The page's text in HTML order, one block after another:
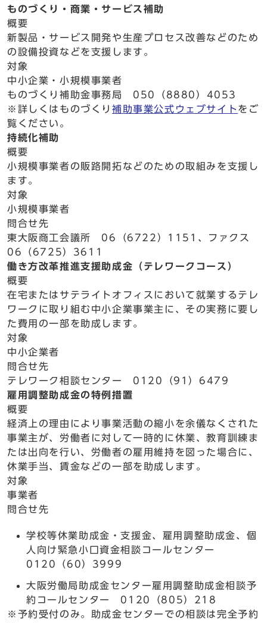
ものづくり・商業・サービス補助
概要
新製品・サービス開発や生産プロセス改善などのため
の設備投資などを支援します。
対象
中小企業・小規模事業者
ものづくり補助金事務局 050（8880）4053
※詳しくはものづくり 補助事業公式ウェブサイト をご
覧ください。
持続化補助
概要
小規模事業者の販路開拓などのための取組みを支援し
ます。
対象
小規模事業者
問合せ先
東大阪商工会議所 06（6722）1151、ファクス
06（6725）3611
働き方改革推進支援助成金（テレワークコース）
概要
在宅またはサテライトオフィスにおいて就業するテレ
ワークに取り組む中小企業事業主に、その実務に要し
た費用の一部を助成します。
対象
中小企業者
問合せ先
テレワーク相談センター 0120（91）6479
雇用調整助成金の特例措置
概要
経済上の理由により事業活動の縮小を余儀なくされた
事業主が、労働者に対して一時的に休業、教育訓練ま
たは出向を行い、労働者の雇用維持を図った場合に、
休業手当、賃金などの一部を助成します。
対象
事業者
問合せ先
学校等休業助成金・支援金、雇用調整助成金、個
人向け緊急小口資金相談コールセンター
0120（60）3999
大阪労働局助成金センター雇用調整助成金相談予
約コールセンター 0120（805）218
※予約受付のみ。助成金センターでの相談は完全予約